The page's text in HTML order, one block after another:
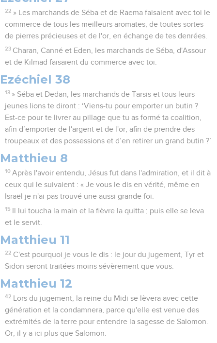
22 » Les marchands de Séba et de Raema faisaient avec toi le
commerce de tous les meilleurs aromates, de toutes sortes
de pierres précieuses et de l'or, en échange de tes denrées.
23 Charan, Canné et Eden, les marchands de Séba, d'Assour
et de Kilmad faisaient du commerce avec toi.
Ezéchiel 38
13 » Séba et Dedan, les marchands de Tarsis et tous leurs
jeunes lions te diront : ‘Viens-tu pour emporter un butin ?
Est-ce pour te livrer au pillage que tu as formé ta coalition,
afin d’emporter de l'argent et de l'or, afin de prendre des
troupeaux et des possessions et d’en retirer un grand butin ?’
Matthieu 8
10 Après l'avoir entendu, Jésus fut dans l'admiration, et il dit à
ceux qui le suivaient : « Je vous le dis en vérité, même en
Israël je n'ai pas trouvé une aussi grande foi.
15
Il lui toucha la main et la fièvre la quitta ; puis elle se leva
et le servit.
Matthieu 11
22 C'est pourquoi je vous le dis : le jour du jugement, Tyr et
Sidon seront traitées moins sévèrement que vous.
Matthieu 12
42
Lors du jugement, la reine du Midi se lèvera avec cette
génération et la condamnera, parce qu'elle est venue des
extrémités de la terre pour entendre la sagesse de Salomon.
Or, il y a ici plus que Salomon.